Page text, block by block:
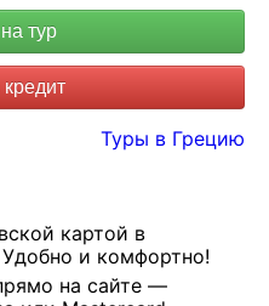
кредит
Туры в Грецию
картой в
и комфортно!
на сайте —